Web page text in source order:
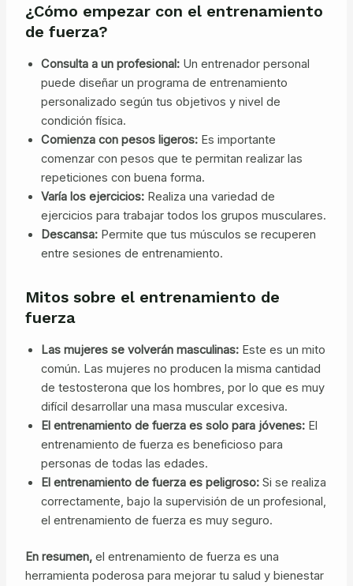
¿Cómo empezar con el entrenamiento
de fuerza?
Consulta a un profesional:Un entrenador personal
puede diseñar un programa de entrenamiento
personalizado según tus objetivos y nivel de
condición física.
Comienza con pesos ligeros:Es importante
comenzar con pesos que te permitan realizar las
repeticiones con buena forma.
Varía los ejercicios:Realiza una variedad de
ejercicios para trabajar todos los grupos musculares.
Descansa:Permite que tus músculos se recuperen
entre sesiones de entrenamiento.
Mitos sobre el entrenamiento de
fuerza
Las mujeres se volverán masculinas:Este es un mito
común. Las mujeres no producen la misma cantidad
de testosterona que los hombres, por lo que es muy
difícil desarrollar una masa muscular excesiva.
El entrenamiento de fuerza es solo para jóvenes:El
entrenamiento de fuerza es beneficioso para
personas de todas las edades.
El entrenamiento de fuerza es peligroso:Si se realiza
correctamente, bajo la supervisión de un profesional,
el entrenamiento de fuerza es muy seguro.
En resumen,el entrenamiento de fuerza es una
herramienta poderosa para mejorar tu salud y bienestar